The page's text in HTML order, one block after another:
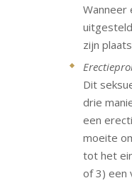
zijn
Dit
drie
een
moeite
tot het
of 3) een